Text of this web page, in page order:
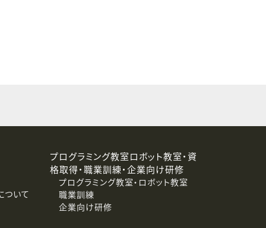
および第三者への提供停止）
ついて
プログラミング教室ロボット教室・資
格取得・職業訓練・企業向け研修
プログラミング教室・ロボット教室
職業訓練
企業向け研修